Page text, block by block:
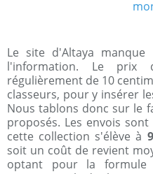
Le site d'Altaya
l'information. Le
régulièrement de 10
classeurs, pour y insérer
Nous tablons donc sur le
proposés. Les envois
cette collection s'élève à
soit un coût de revient
optant pour la formule